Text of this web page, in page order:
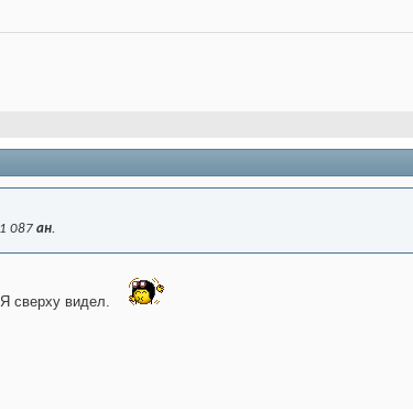
087 ан.
сверху видел.